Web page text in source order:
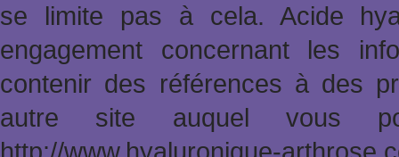
se limite pas à cela. Acide
engagement concernant les
contenir des références à des
autre site auquel vous